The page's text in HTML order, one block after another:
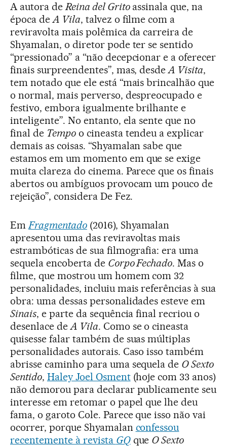
A autora deReina del Gritoassinala que, na
época deA Vila, talvez o filme com a
reviravolta mais polêmica da carreira de
Shyamalan, o diretor pode ter se sentido
“pressionado” a “não decepcionar e a oferecer
finais surpreendentes”, mas, desdeA Visita,
tem notado que ele está “mais brincalhão que
o normal, mais perverso, despreocupado e
festivo, embora igualmente brilhante e
inteligente”. No entanto, ela sente que no
final de Tempoo cineasta tendeu a explicar
demais as coisas. “Shyamalan sabe que
estamos em um momento em que se exige
muita clareza do cinema. Parece que os finais
abertos ou ambíguos provocam um pouco de
rejeição”, considera De Fez.
EmFragmentado(2016), Shyamalan
apresentou uma das reviravoltas mais
estrambóticas de sua filmografia: era uma
sequela encoberta de Corpo Fechado. Mas o
filme, que mostrou um homem com 32
personalidades, incluiu mais referências à sua
obra: uma dessas personalidades esteve em
Sinais, e parte da sequência final recriou o
desenlace deA Vila. Como se o cineasta
quisesse falar também de suas múltiplas
personalidades autorais. Caso isso também
abrisse caminho para uma sequela de O Sexto
Sentido, Haley Joel Osment(hoje com 33 anos)
não demorou para declarar publicamente seu
interesse em retomar o papel que lhe deu
fama, o garoto Cole. Parece que isso não vai
ocorrer, porque Shyamalan confessou
recentemente à revista GQque O Sexto